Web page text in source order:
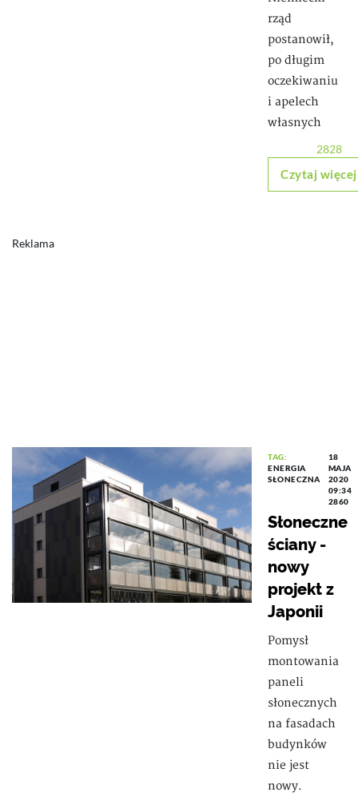
rząd
postanowił,
po długim
oczekiwaniu
i apelech
własnych
2828
Czytaj więcej
Reklama
TAG:
ENERGIA
SŁONECZNA
18
MAJA
2020
09:34
2860
Słoneczne
ściany -
nowy
projekt z
Japonii
Pomysł
montowania
paneli
słonecznych
na fasadach
budynków
nie jest
nowy.